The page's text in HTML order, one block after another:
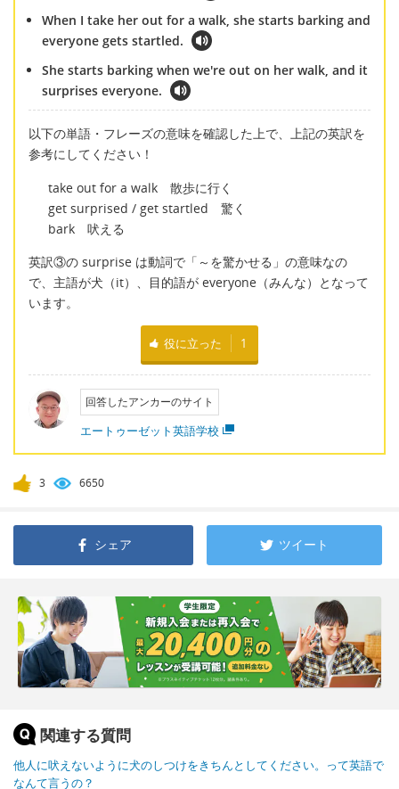
When I take her out for a walk, she starts barking and
everyone gets startled.
She starts barking when we're out on her walk, and it
surprises everyone.
以下の単語・フレーズの意味を確認した上で、上記の英訳を
参考にしてください！
take out for a walk 散歩に行く
get surprised / get startled 驚く
bark 吠える
英訳③の surprise は動詞で「～を驚かせる」の意味なの
で、主語が犬（it）、目的語が everyone（みんな）となって
います。
役に立った 1
回答したアンカーのサイト
エートゥーゼット英語学校
3 6650
シェア ツイート
関連する質問
他人に吠えないように犬のしつけをきちんとしてください。って英語で
なんて言うの？